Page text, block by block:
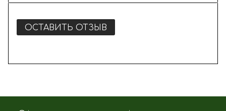
ОСТАВИТЬ ОТЗЫВ